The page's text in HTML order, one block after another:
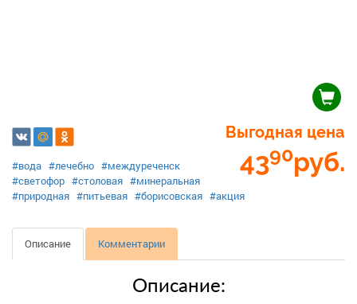
Выгодная цена
4390руб.
#вода #лечебно #междуреченск
#светофор #столовая #минеральная
#природная #питьевая #борисовская #акция
Описание Комментарии
Описание: